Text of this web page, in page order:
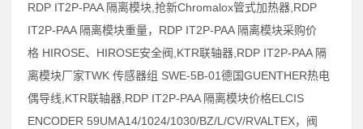
RDP IT2P-PAA 隔离模块,抢新Chromalox管式加热器,RDP
IT2P-PAA 隔离模块重量，RDP IT2P-PAA 隔离模块采购价
格 HIROSE、HIROSE安全阀,KTR联轴器,RDP IT2P-PAA 隔
离模块厂家TWK 传感器组 SWE-5B-01德国GUENTHER热电
偶导线,KTR联轴器,RDP IT2P-PAA 隔离模块价格ELCIS
ENCODER 59UMA14/1024/1030/BZ/L/CV/RVALTEX，阀